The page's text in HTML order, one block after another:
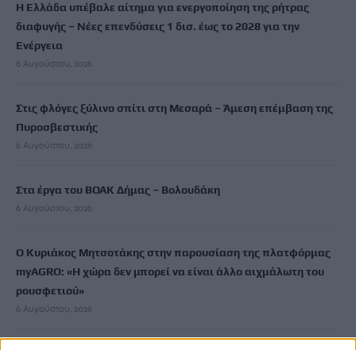
Η Ελλάδα υπέβαλε αίτημα για ενεργοποίηση της ρήτρας
διαφυγής – Νέες επενδύσεις 1 δισ. έως το 2028 για την
Ενέργεια
6 Αυγούστου, 2026
Στις φλόγες ξύλινο σπίτι στη Μεσαρά – Άμεση επέμβαση της
Πυροσβεστικής
6 Αυγούστου, 2026
Στα έργα του ΒΟΑΚ Δήμας – Βολουδάκη
6 Αυγούστου, 2026
Ο Κυριάκος Μητσοτάκης στην παρουσίαση της πλατφόρμας
myAGRO: «Η χώρα δεν μπορεί να είναι άλλο αιχμάλωτη του
ρουσφετιού»
6 Αυγούστου, 2026